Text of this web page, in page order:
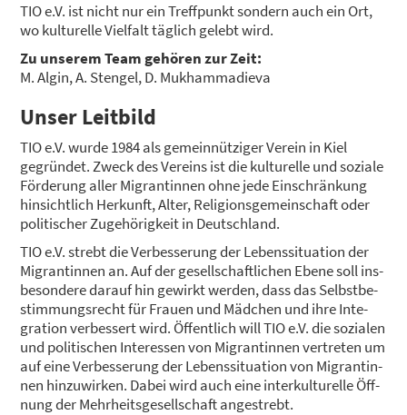
TIO e.V. ist nicht nur ein Treff­punkt son­dern auch ein Ort,
wo kul­tu­rel­le Viel­falt täg­lich gelebt wird.
Zu unse­rem Team gehö­ren zur Zeit:
M. Algin, A. Sten­gel, D. Muk­ham­ma­die­va
Unser Leit­bild
TIO e.V. wur­de 1984 als gemein­nüt­zi­ger Ver­ein in Kiel
gegrün­det. Zweck des Ver­eins ist die kul­tu­rel­le und sozia­le
För­de­rung aller Migran­tin­nen ohne jede Ein­schrän­kung
hin­sicht­lich Her­kunft, Alter, Reli­gi­ons­ge­mein­schaft oder
poli­ti­scher Zuge­hö­rig­keit in Deutsch­land.
TIO e.V. strebt die Ver­bes­se­rung der Lebens­si­tua­ti­on der
Migran­tin­nen an. Auf der gesell­schaft­li­chen Ebe­ne soll ins­
be­son­de­re dar­auf hin gewirkt wer­den, dass das Selbst­be­
stim­mungs­recht für Frau­en und Mäd­chen und ihre Inte­
gra­ti­on ver­bes­sert wird. Öffent­lich will TIO e.V. die sozia­len
und poli­ti­schen Inter­es­sen von Migran­tin­nen ver­tre­ten um
auf eine Ver­bes­se­rung der Lebens­si­tua­ti­on von Migran­tin­
nen hin­zu­wir­ken. Dabei wird auch eine inter­kul­tu­rel­le Öff­
nung der Mehr­heits­ge­sell­schaft ange­strebt.